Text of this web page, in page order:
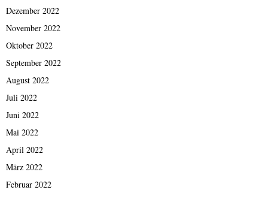
Dezember 2022
November 2022
Oktober 2022
September 2022
August 2022
Juli 2022
Juni 2022
Mai 2022
April 2022
März 2022
Februar 2022